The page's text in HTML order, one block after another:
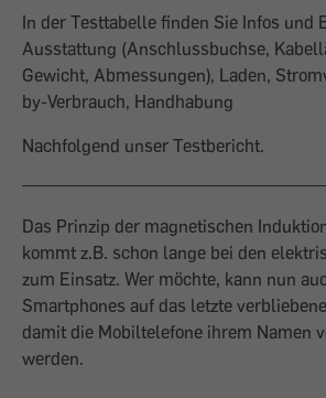
In der Testtabelle finden Sie Infos und
Ausstattung (Anschlussbuchse,
Gewicht, Abmessungen), Laden,
by-Verbrauch, Handhabung
Nachfolgend unser Testbericht.
Das Prinzip der magnetischen
kommt z.B. schon lange bei den
zum Einsatz. Wer möchte, kann nun
Smartphones auf das letzte
damit die Mobiltelefone ihrem Namen
werden.